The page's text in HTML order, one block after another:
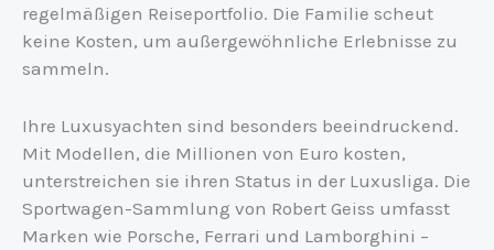
regelmäßigen Reiseportfolio. Die Familie scheut
keine Kosten, um außergewöhnliche Erlebnisse zu
sammeln.
Ihre Luxusyachten sind besonders beeindruckend.
Mit Modellen, die Millionen von Euro kosten,
unterstreichen sie ihren Status in der Luxusliga. Die
Sportwagen-Sammlung von Robert Geiss umfasst
Marken wie Porsche, Ferrari und Lamborghini –